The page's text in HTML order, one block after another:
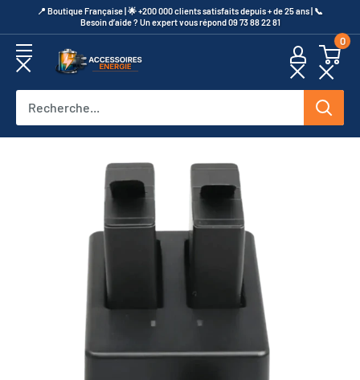
au
contenu
​📍​ Boutique Française | 🌟 +200 000 clients satisfaits depuis + de 25 ans | 📞​
Besoin d’aide ? Un expert vous répond 09 73 88 22 81
Accessoires
0